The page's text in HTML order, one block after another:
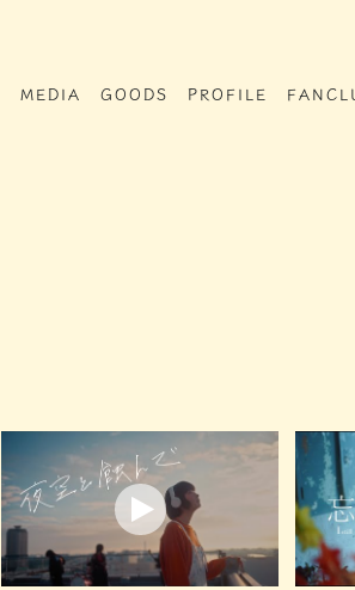
MEDIA GOODS PROFILE